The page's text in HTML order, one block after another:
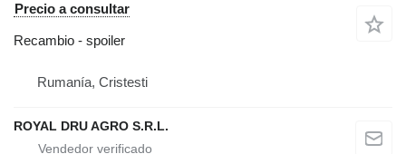
Precio a consultar
Recambio - spoiler
Rumanía, Cristesti
ROYAL DRU AGRO S.R.L.